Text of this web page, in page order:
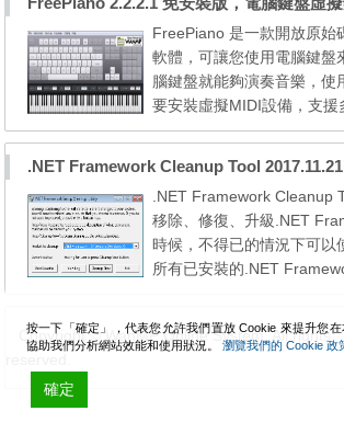
開關及顯示的位置。 Path
dd-on for Windows
xtual menu items on all
wing the ...
FreePiano 是一款開放原始
軟體，可讓您使用電腦鍵盤
腦鍵盤就能夠演奏音樂，使
要安裝虛擬MIDI設備，支援
出，包含DirectSound、
以自訂任何鍵盤按鍵的功能
以隨時切換多組鍵盤設定，
出為MP4音樂檔。 解壓密
[2.2.2.1]
.NET Framework Cleanup
移除、修復、升級.NET
時候，不得已的情況下可以
所有已安裝的.NET
將會進行一系列的移除動
會嘗試解決這些問題，藉由
的安裝。工具會有方便使用
Copyright © WanMP Online System. All rights
按一下「確定」，代表您允許我們置放 Cookie 來提升您在
協助我們分析網站效能和使用狀況。 瀏覽我們的 Cookie 政
確定